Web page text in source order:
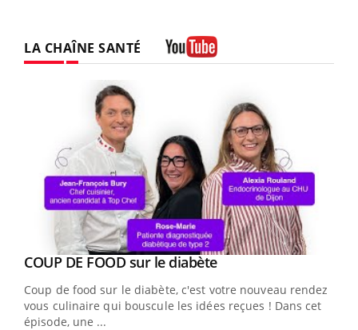
LA CHAÎNE SANTÉ
Youtube
COUP DE FOOD sur le diabèteYoutube
Coup de food sur le diabète, c'est votre nouveau rendez-
vous culinaire qui bouscule les idées reçues ! Dans cet
épisode, une ...